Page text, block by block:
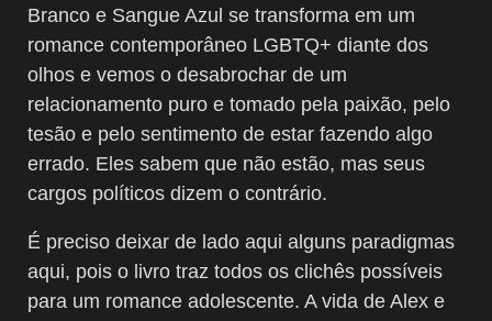
Branco e Sangue Azul se transforma em um
romance contemporâneo LGBTQ+ diante dos
olhos e vemos o desabrochar de um
relacionamento puro e tomado pela paixão, pelo
tesão e pelo sentimento de estar fazendo algo
errado. Eles sabem que não estão, mas seus
cargos políticos dizem o contrário.
É preciso deixar de lado aqui alguns paradigmas
aqui, pois o livro traz todos os clichês possíveis
para um romance adolescente. A vida de Alex e